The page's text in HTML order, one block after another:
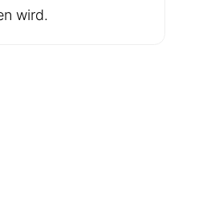
wird.